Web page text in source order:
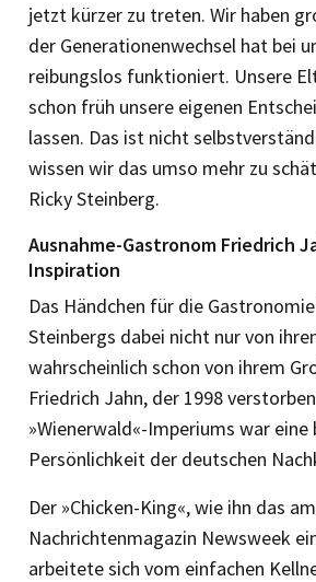
jetzt kürzer zu treten. Wir haben
der Generationenwechsel hat bei
reibungslos funktioniert. Unsere
schon früh unsere eigenen
lassen. Das ist nicht
wissen wir das umso mehr zu
Ricky Steinberg.
Ausnahme-Gastronom Friedrich
Inspiration
Das Händchen für die
Steinbergs dabei nicht nur von
wahrscheinlich schon von ihrem
Friedrich Jahn, der 1998
»Wienerwald«-Imperiums war
Persönlichkeit der deutschen
Der »Chicken-King«, wie ihn das
Nachrichtenmagazin Newsweek
arbeitete sich vom einfachen